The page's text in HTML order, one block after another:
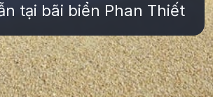
tại bãi biển Phan Thiết